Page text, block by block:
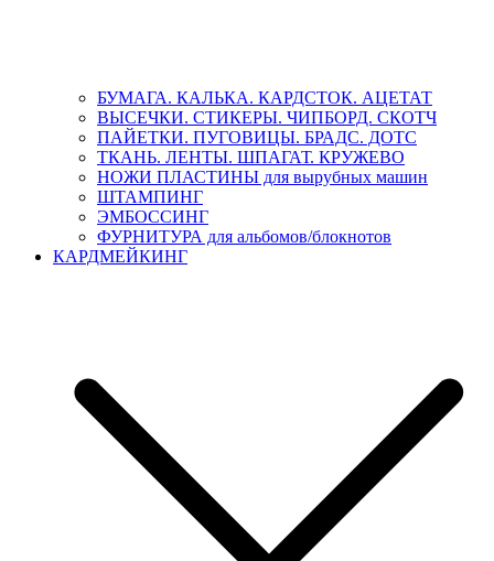
БУМАГА. КАЛЬКА. КАРДСТОК. АЦЕТАТ
ВЫСЕЧКИ. СТИКЕРЫ. ЧИПБОРД. СКОТЧ
ПАЙЕТКИ. ПУГОВИЦЫ. БРАДС. ДОТС
ТКАНЬ. ЛЕНТЫ. ШПАГАТ. КРУЖЕВО
НОЖИ ПЛАСТИНЫ для вырубных машин
ШТАМПИНГ
ЭМБОССИНГ
ФУРНИТУРА для альбомов/блокнотов
КАРДМЕЙКИНГ